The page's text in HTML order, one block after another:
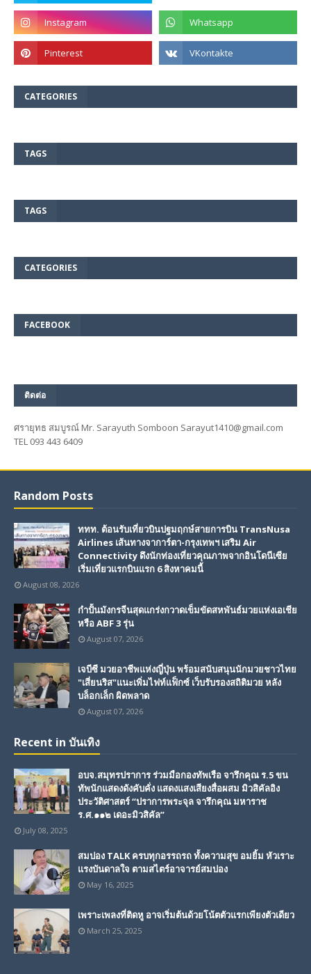
CATEGORIES
TAGS
TAGS
CATEGORIES
FACEBOOK
ติดต่อ
ศรายุทธ สมบูรณ์ Mr. Sarayuth Somboon Sarayut1410@gmail.com
TEL 093 443 6409
Random Posts
ททท. ต้อนรับเที่ยวบินปฐมฤกษ์สายการบิน TransNusa
Airlines เส้นทางจาการ์ตา-กรุงเทพฯ เสริม Air
Connectivity ดึงนักท่องเที่ยวคุณภาพจากอินโดนีเซีย
เริ่มเที่ยวแรกบินแรก 6 สิงหาคมนี้
August 08, 2026
กำปั้นมังกรจีนสุดแกร่งกวาดเข็มขัดสหพันธ์มวยแห่งเอเชีย
หรือ ABF 3 รุ่น
August 07, 2026
เจบีซี มวยอาชีพแห่งญี่ปุ่น พร้อมสนับสนุนนักมวยชาวไทย
"เสี่ยนริส"แนะเพิ่มไฟท์แฟ็กซ์ เว็บรับรองสถิติมวย หลัง
บล็อกเล็ก ผิดพลาด
August 07, 2026
Recent in บันเทิง
อบจ.สมุทรปราการ ร่วมมือกองทัพเรือ จารึกคุณ ร.5 ขน
ทัพนักแสดงดังคับคั่ง แสดงแสงเสียงสื่อผสม มิวสิคัลอิง
ประวัติศาสตร์ “ปราการพระจุล จารึกคุณ มหาราช
ร.ศ.๑๑๒ เดอะมิวสิคัล”
July 08, 2025
สมปอง TALK ครบทุกอรรถรถ ทั้งความสุข อมยิ้ม หัวเราะ
แรงบันดาลใจ ตามสไตร์อาจารย์สมปอง
May 16, 2025
เพราะเพลงที่ติดหู อาจเริ่มต้นด้วยโน้ตตัวแรกเพียงตัวเดียว
March 25, 2025